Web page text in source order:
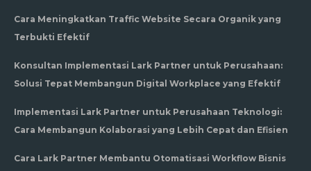
Cara Meningkatkan Traffic Website Secara Organik yang
Terbukti Efektif
Konsultan Implementasi Lark Partner untuk Perusahaan:
Solusi Tepat Membangun Digital Workplace yang Efektif
Implementasi Lark Partner untuk Perusahaan Teknologi:
Cara Membangun Kolaborasi yang Lebih Cepat dan Efisien
Cara Lark Partner Membantu Otomatisasi Workflow Bisnis